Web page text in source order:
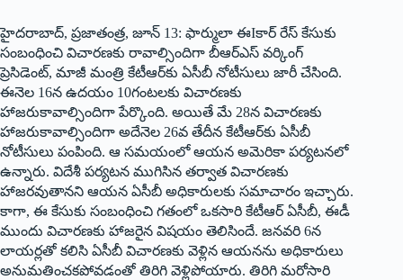
హైదరాబాద్‌, ప్రజాతంత్ర, జూన్‌ 13: ఫార్ములా ఈIకార్‌ రేస్‌ కేసుకు
సంబంధించి విచారణకు రావాల్సిందిగా బీఆర్‌ఎస్‌ వర్కింగ్‌
ప్రెసిడెంట్‌, మాజీ మంత్రి కేటీఆర్‌కు ఏసీబీ నోటీసులు జారీ చేసింది.
ఈనెల 16న ఉదయం 10గంటలకు విచారణకు
హాజరుకావాల్సిందిగా పేర్కొంది. అయితే మే 28న విచారణకు
హాజరుకావాల్సిందిగా అదేనెల 26వ తేదీన కేటీఆర్‌కు ఏసీబీ
నోటీసులు పంపింది. ఆ సమయంలో ఆయన అమెరికా పర్యటనలో
ఉన్నారు. విదేశీ పర్యటన ముగిసిన తర్వాత విచారణకు
హాజరవుతానని ఆయన ఏసీబీ అధికారులకు సమాచారం ఇచ్చారు.
కాగా, ఈ కేసుకు సంబంధించి గతంలో ఒకసారి కేటీఆర్‌ ఏసీబీ, ఈడీ
ముందు విచారణకు హాజరైన విషయం తెలిసిందే. జనవరి 6న
లాయర్లతో కలిసి ఏసీబీ విచారణకు వెళ్లిన ఆయనను అధికారులు
అనుమతించకపోవడంతో తిరిగి వెళ్లిపోయారు. తిరిగి మరోసారి